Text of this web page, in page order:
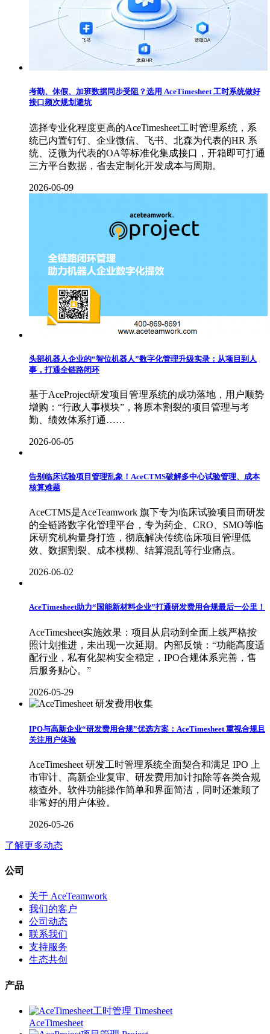
考勤、休假、加班数据同步受阻？选用 AceTimesheet 工时系统做好
接口频次规划避坑
选择专业化程度更高的AceTimesheet工时管理系统，系
统已内置钉钉、企业微信、飞书、北森为代表的HR 系
统、泛微为代表的OA等标准化集成接口，开箱即可打通
三方平台数据，省去定制化开发成本与周期。
2026-06-09
头部机器人企业的“智位机器人”数字化管理升级实录：从项目到人
事，打通全链路闭环
基于AceProject研发项目管理系统的成功落地，用户顺势
增购：“行政人事模块”，将原本割裂的项目管理与考
勤、绩效体系打通……
2026-06-05
告别临床试验项目管理乱象！AceCTMS破解多中心试验管理、成本
核算难题
AceCTMS是AceTeamwork 旗下专为临床试验项目而研发
的全链路数字化管理平台，专为药企、CRO、SMO等临
床研究机构量身打造，彻底解决传统临床项目管理低
效、数据割裂、成本模糊、结算混乱等行业痛点。
2026-06-02
AceTimesheet助力“国能新材料企业”打通研发费用合规最后一公里！
AceTimesheet实施效果：项目从启动到全面上线严格按
照计划推进，未出现一次延期。内部反馈：“功能高度适
配行业，私有化架构安全稳定，IPO合规体系完善，售
后服务贴心。”
2026-05-29
IPO与高新企业“研发费用合规”优选方案：AceTimesheet 重视合规且
关注用户体验
AceTimesheet 研发工时管理系统全面契合和满足 IPO 上
市审计、高新企业复审、研发费用加计扣除等各类合规
核查外。软件功能操作简单和界面简洁，同时还兼顾了
非常好的用户体验。
2026-05-26
了解更多动态
公司
关于 AceTeamwork
我们的客户
公司动态
联系我们
支持服务
生态共创
产品
工时管理 Timesheet
AceTimesheet